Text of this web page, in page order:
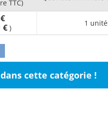
TTC)
€ )
1
cette catégorie !